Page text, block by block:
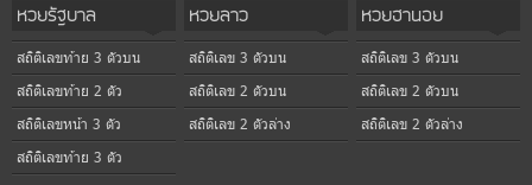
หวยรัฐบาล
สถิติเลขท้าย 3 ตัวบน
สถิติเลขท้าย 2 ตัว
สถิติเลขหน้า 3 ตัว
สถิติเลขท้าย 3 ตัว
หวยลาว
สถิติเลข 3 ตัวบน
สถิติเลข 2 ตัวบน
สถิติเลข 2 ตัวล่าง
หวยฮานอย
สถิติเลข 3 ตัวบน
สถิติเลข 2 ตัวบน
สถิติเลข 2 ตัวล่าง